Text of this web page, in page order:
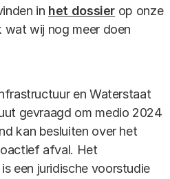
in het dossier op onze
wij nog meer doen
en Waterstaat
gevraagd om medio 2024
kan besluiten over het
afval. Het
een juridische voorstudie